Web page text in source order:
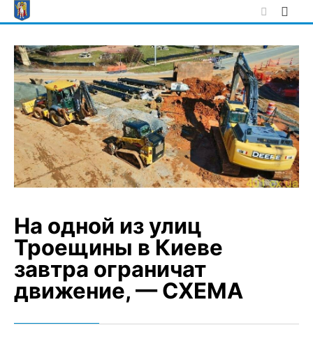
Skip
to
На одной из улиц
Троещины в Киеве
завтра ограничат
движение, — СХЕМА